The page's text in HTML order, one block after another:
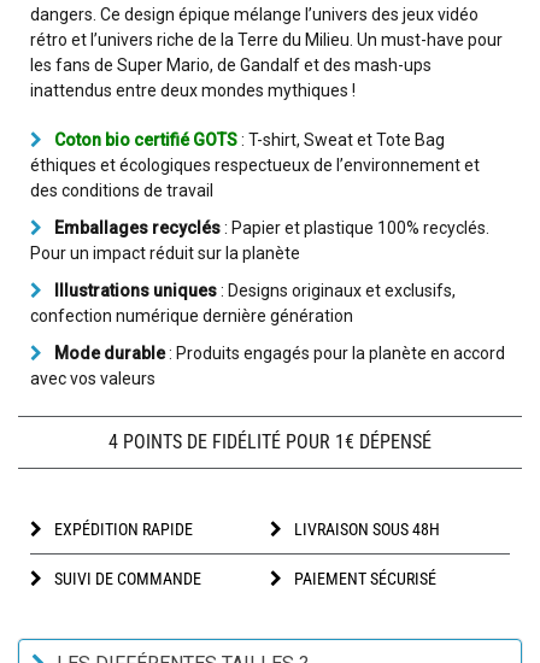
dangers. Ce design épique mélange l’univers des jeux vidéo
rétro et l’univers riche de la Terre du Milieu. Un must-have pour
les fans de Super Mario, de Gandalf et des mash-ups
inattendus entre deux mondes mythiques !
Coton bio certifié GOTS: T-shirt, Sweat et Tote Bag
éthiques et écologiques respectueux de l’environnement et
des conditions de travail
Emballages recyclés: Papier et plastique 100% recyclés.
Pour un impact réduit sur la planète
Illustrations uniques: Designs originaux et exclusifs,
confection numérique dernière génération
Mode durable: Produits engagés pour la planète en accord
avec vos valeurs
4 POINTS DE FIDÉLITÉ POUR 1€ DÉPENSÉ
EXPÉDITION RAPIDE LIVRAISON SOUS 48H
SUIVI DE COMMANDE PAIEMENT SÉCURISÉ